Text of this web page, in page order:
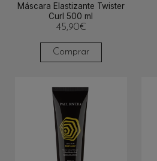
Máscara Elastizante Twister
Curl 500 ml
45,90€
Comprar